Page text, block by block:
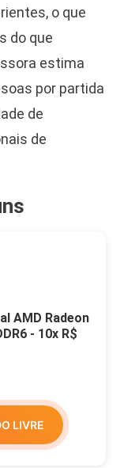
o que
do que
estima
por partida
de
de
AMD Radeon
- 10x R$
LIVRE